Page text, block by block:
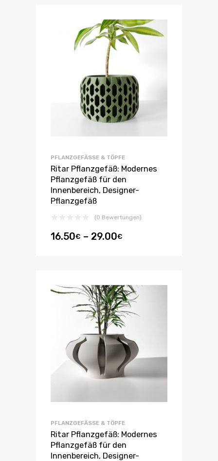
PFLANZGEFÄSSE & TÖPFE
Ritar Pflanzgefäß: Modernes
Pflanzgefäß für den
Innenbereich, Designer-
Pflanzgefäß
(0 Bewertungen)
16.50€ – 29.00€
PFLANZGEFÄSSE & TÖPFE
Ritar Pflanzgefäß: Modernes
Pflanzgefäß für den
Innenbereich, Designer-